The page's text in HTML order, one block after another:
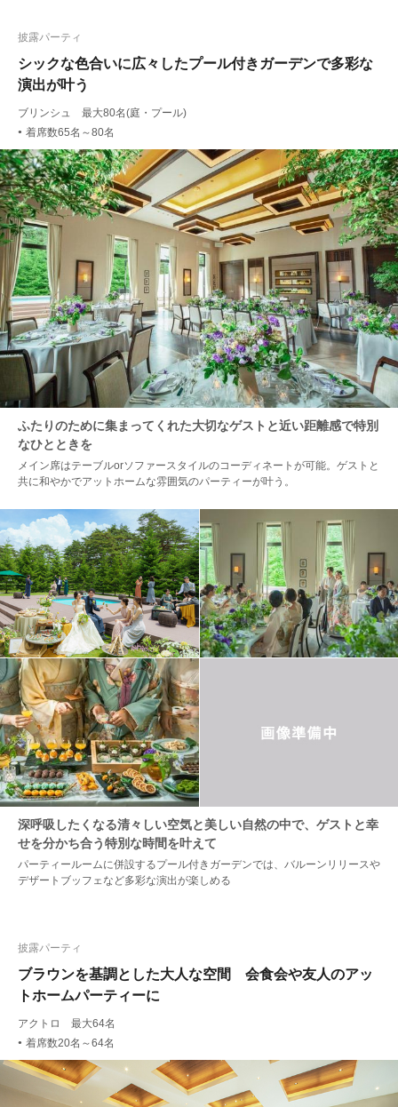
シックな色合いに広々したプール付きガーデンで多彩な
演出が叶う
披露パーティ
ブリンシュ 最大80名(庭・プール)
● 着席数65名～80名
ふたりのために集まってくれた大切なゲストと近い距離感で特別
なひとときを
メイン席はテーブルorソファースタイルのコーディネートが可能。ゲストと
共に和やかでアットホームな雰囲気のパーティーが叶う。
深呼吸したくなる清々しい空気と美しい自然の中で、ゲストと幸
せを分かち合う特別な時間を叶えて
パーティールームに併設するプール付きガーデンでは、バルーンリリースや
デザートブッフェなど多彩な演出が楽しめる
ブラウンを基調とした大人な空間 会食会や友人のアッ
トホームパーティーに
披露パーティ
アクトロ 最大64名
● 着席数20名～64名